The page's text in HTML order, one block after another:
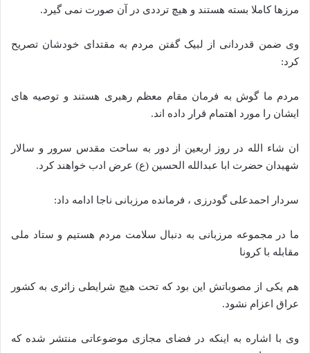
مرزها کاملا بسته هستند و هیچ ترددی در آن صورت نمی گیرد.
وی ضمن قدردانی از لبیک گفتن مردم به مقتدای خودشان تصریح
کرد:
مردم ما گوش به فرمان مقام معظم رهبری هستند و توصیه های
ایشان را مورد اهتمام قرار داده اند.
ان شاء الله در روز اربعین از دور به ساحت مقدس سرور و سالار
شهیدان حضرت ابا عبدالله الحسین (ع) عرض ادب خواهند کرد.
سردار احمدعلی گودرزی ، فرمانده مرزبانی ناجا ادامه داد:
ما در مجموعه مرزبانی به دنبال سلامت مردم هستیم و ستاد ملی
مقابله با کرونا
هم یکی از مصوباتش این بود که تحت هیچ شرایطی زائری به کشور
عراق اعزام نشود.
وی با اشاره به اینکه در فضای مجازی موضوعاتی منتشر شده که